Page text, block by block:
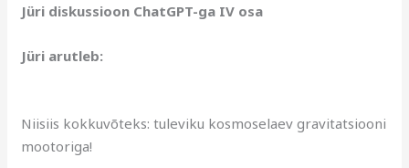
Jüri diskussioon ChatGPT-ga IV osa
Jüri arutleb:
Niisiis kokkuvõteks: tuleviku kosmoselaev gravitatsiooni
mootoriga!